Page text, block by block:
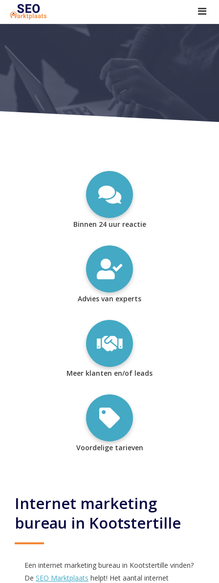
SEO tools reviews
Marketeer bij jou in de buurt?
Offerte
1. Seo voor beginners +
2. Onderzoeken +
Binnen 24 uur reactie
Advies van experts
Meer klanten en/of leads
Voordelige tarieven
Internet marketing
bureau in Kootstertille
Een internet marketing bureau in Kootstertille vinden?
De SEO Marktplaats helpt! Het aantal internet